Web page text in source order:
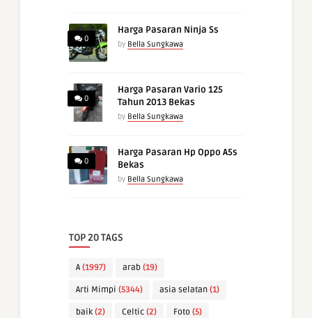
0
Harga Pasaran Ninja Ss
by Bella Sungkawa
0
Harga Pasaran Vario 125
Tahun 2013 Bekas
by Bella Sungkawa
0
Harga Pasaran Hp Oppo A5s
Bekas
by Bella Sungkawa
TOP 20 TAGS
A (1997) arab (19)
Arti Mimpi (5344) asia selatan (1)
baik (2) Celtic (2) Foto (5)